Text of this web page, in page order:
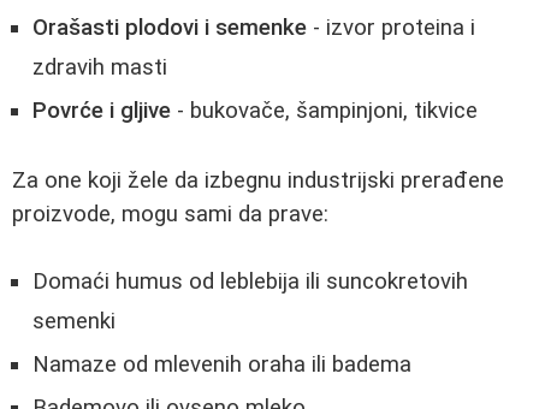
Orašasti plodovi i semenke - izvor proteina i
zdravih masti
Povrće i gljive - bukovače, šampinjoni, tikvice
Za one koji žele da izbegnu industrijski prerađene
proizvode, mogu sami da prave:
Domaći humus od leblebija ili suncokretovih
semenki
Namaze od mlevenih oraha ili badema